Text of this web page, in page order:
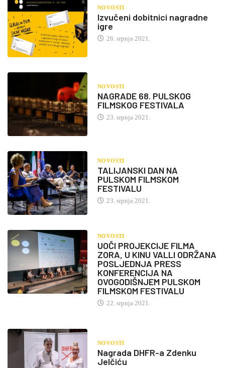
NOVOSTI
Izvučeni dobitnici nagradne
igre
26. srpnja 2021.
NOVOSTI
NAGRADE 68. PULSKOG
FILMSKOG FESTIVALA
23. srpnja 2021.
NOVOSTI
TALIJANSKI DAN NA
PULSKOM FILMSKOM
FESTIVALU
23. srpnja 2021.
NOVOSTI
UOČI PROJEKCIJE FILMA
ZORA, U KINU VALLI ODRŽANA
POSLJEDNJA PRESS
KONFERENCIJA NA
OVOGODIŠNJEM PULSKOM
FILMSKOM FESTIVALU
22. srpnja 2021.
NOVOSTI
Nagrada DHFR-a Zdenku
Jelčiću